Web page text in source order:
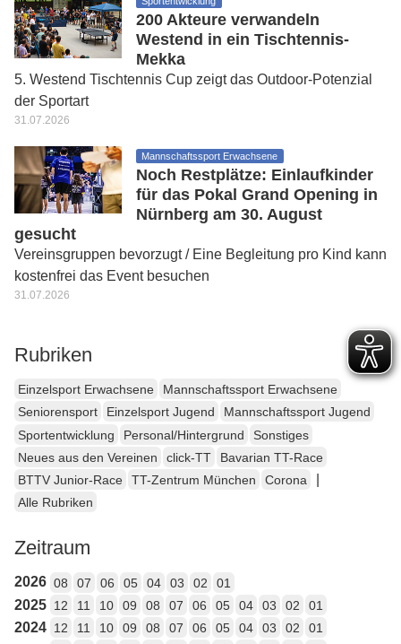
200 Akteure verwandeln
Westend in ein Tischtennis-
Mekka
5. Westend Tischtennis Cup zeigt das Outdoor-Potenzial
der Sportart
31.07.2026
Mannschaftssport Erwachsene
Noch Restplätze: Einlaufkinder
für das Pokal Grand Opening in
Nürnberg am 30. August
gesucht
Vereinsgruppen bevorzugt / Eine Begleitung pro Kind kann
kostenfrei das Event besuchen
31.07.2026
Rubriken
Einzelsport Erwachsene
Mannschaftssport Erwachsene
Seniorensport
Einzelsport Jugend
Mannschaftssport Jugend
Sportentwicklung
Personal/Hintergrund
Sonstiges
Neues aus den Vereinen
click-TT
Bavarian TT-Race
BTTV Junior-Race
TT-Zentrum München Corona
Alle Rubriken
Zeitraum
2026 08 07 06 05 04 03 02 01
2025 12 11 10 09 08 07 06 05 04 03 02 01
2024 12 11 10 09 08 07 06 05 04 03 02 01